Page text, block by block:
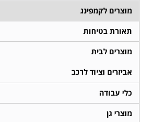
מוצרים לקמפינג
תאורת בטיחות
מוצרים לבית
אביזרים וציוד לרכב
כלי עבודה
מוצרי גן